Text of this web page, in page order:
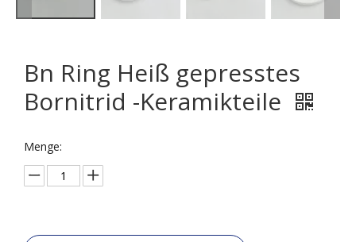
Bn Ring Heiß gepresstes
Bornitrid -Keramikteile
Menge: